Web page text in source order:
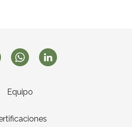
Equipo